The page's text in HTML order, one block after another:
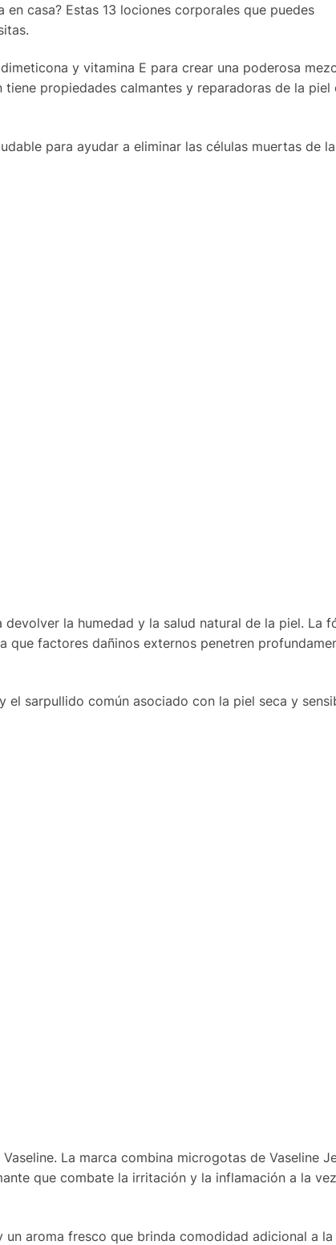
casa? Estas 13 lociones corporales que puedes
y vitamina E para crear una poderosa
propiedades calmantes y reparadoras de la piel
para ayudar a eliminar las células muertas de
la humedad y la salud natural de la piel. La
factores dañinos externos penetren
sarpullido común asociado con la piel seca y
La marca combina microgotas de Vaseline
que combate la irritación y la inflamación a la
aroma fresco que brinda comodidad adicional a